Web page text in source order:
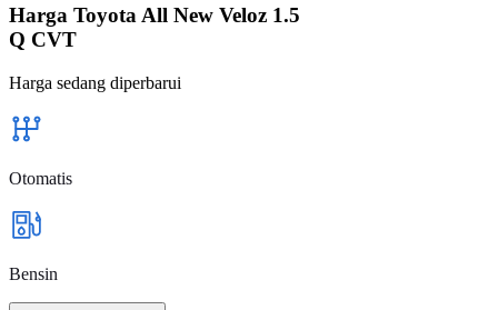
Harga Toyota All New Veloz 1.5
Q CVT
Harga sedang diperbarui
Otomatis
Bensin